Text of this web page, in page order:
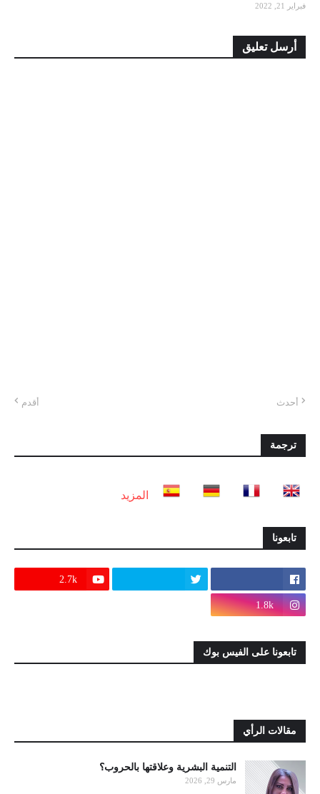
فبراير 21, 2022
أرسل تعليق
أحدث أقدم
ترجمة
المزيد
تابعونا
2.7k
1.8k
تابعونا على الفيس بوك
مقالات الرأي
التنمية البشرية وعلاقتها بالحروب؟
مارس 29, 2026